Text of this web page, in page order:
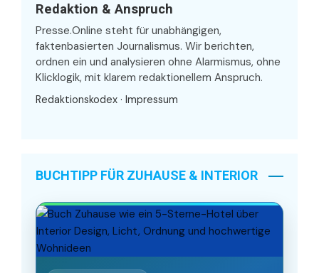
Redaktion & Anspruch
Presse.Online steht für unabhängigen,
faktenbasierten Journalismus. Wir berichten,
ordnen ein und analysieren ohne Alarmismus, ohne
Klicklogik, mit klarem redaktionellem Anspruch.
Redaktionskodex · Impressum
BUCHTIPP FÜR ZUHAUSE & INTERIOR